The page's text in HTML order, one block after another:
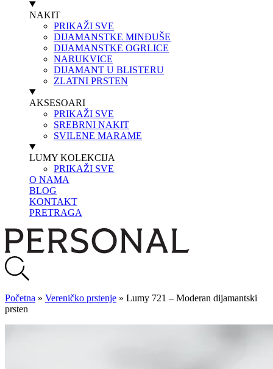
NAKIT
PRIKAŽI SVE
DIJAMANSTKE MINĐUŠE
DIJAMANSTKE OGRLICE
NARUKVICE
DIJAMANT U BLISTERU
ZLATNI PRSTEN
AKSESOARI
PRIKAŽI SVE
SREBRNI NAKIT
SVILENE MARAME
LUMY KOLEKCIJA
PRIKAŽI SVE
O NAMA
BLOG
KONTAKT
PRETRAGA
Početna » Vereničko prstenje » Lumy 721 – Moderan dijamantski
prsten